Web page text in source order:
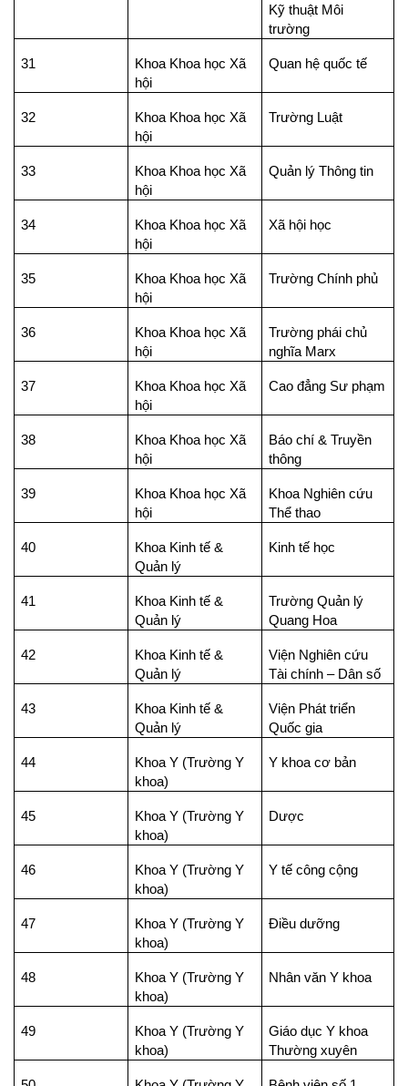
Kỹ thuật Môi
trường
31
Khoa Khoa học Xã
hội
Quan hệ quốc tế
32
Khoa Khoa học Xã
hội
Trường Luật
33
Khoa Khoa học Xã
hội
Quản lý Thông tin
34
Khoa Khoa học Xã
hội
Xã hội học
35
Khoa Khoa học Xã
hội
Trường Chính phủ
36
Khoa Khoa học Xã
hội
Trường phái chủ
nghĩa Marx
37
Khoa Khoa học Xã
hội
Cao đẳng Sư phạm
38
Khoa Khoa học Xã
hội
Báo chí & Truyền
thông
39
Khoa Khoa học Xã
hội
Khoa Nghiên cứu
Thể thao
40
Khoa Kinh tế &
Quản lý
Kinh tế học
41
Khoa Kinh tế &
Quản lý
Trường Quản lý
Quang Hoa
42
Khoa Kinh tế &
Quản lý
Viện Nghiên cứu
Tài chính – Dân số
43
Khoa Kinh tế &
Quản lý
Viện Phát triển
Quốc gia
44
Khoa Y (Trường Y
khoa)
Y khoa cơ bản
45
Khoa Y (Trường Y
khoa)
Dược
46
Khoa Y (Trường Y
khoa)
Y tế công cộng
47
Khoa Y (Trường Y
khoa)
Điều dưỡng
48
Khoa Y (Trường Y
khoa)
Nhân văn Y khoa
49
Khoa Y (Trường Y
khoa)
Giáo dục Y khoa
Thường xuyên